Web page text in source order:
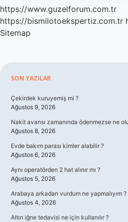
https://www.guzelforum.com.tr
https://bismilotoekspertiz.com.tr
Sitemap
Sidebar
SON YAZILAR
Çekirdek kuruyemiş mi ?
Ağustos 9, 2026
Nakit avansı zamanında ödenmezse ne
Ağustos 8, 2026
Evde bakım parası kimler alabilir ?
Ağustos 6, 2026
Aynı operatörden 2 hat alınır mı ?
Ağustos 5, 2026
Arabaya arkadan vurdum ne yapmalıyım ?
Ağustos 4, 2026
Altın iğne tedavisi ne için kullanılır ?